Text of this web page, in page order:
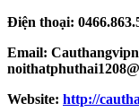
Điện thoại:
Email:
Website: http://